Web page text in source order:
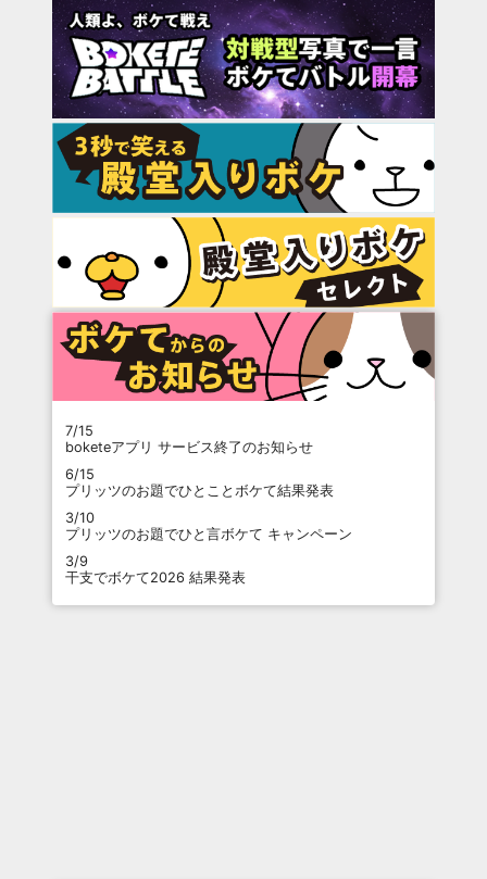
7/15
boketeアプリ サービス終了のお知らせ
6/15
プリッツのお題でひとことボケて結果発表
3/10
プリッツのお題でひと言ボケて キャンペーン
3/9
干支でボケて2026 結果発表